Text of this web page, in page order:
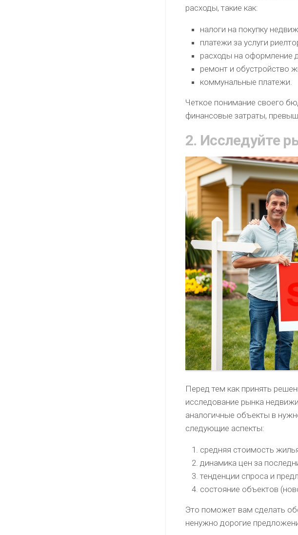
расходы, такие как:
налоги на покупку
платежи за услуги
расходы на оформление
ремонт и обустройство
коммунальные платежи.
Четкое понимание своего
финансовые затраты,
2. Исследуйте
Перед тем как принять
исследование рынка
аналогичные объекты в
следующие аспекты:
средняя стоимость
динамика цен за
тенденции спроса и
состояние объектов
Это поможет вам сделать
ненужно дорогие